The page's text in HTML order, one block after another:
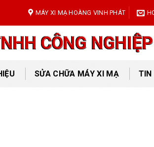
MÁY XI MẠ HOÀNG VINH PHÁT
CÔNG
SỬA CHỮA MÁY XI MẠ TIN